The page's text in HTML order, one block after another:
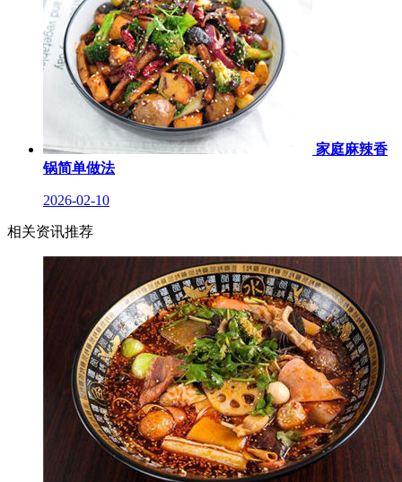
家庭麻辣香
锅简单做法
2026-02-10
相关资讯推荐